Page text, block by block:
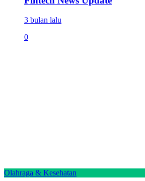
3 bulan lalu
0
Olahraga & Kesehatan